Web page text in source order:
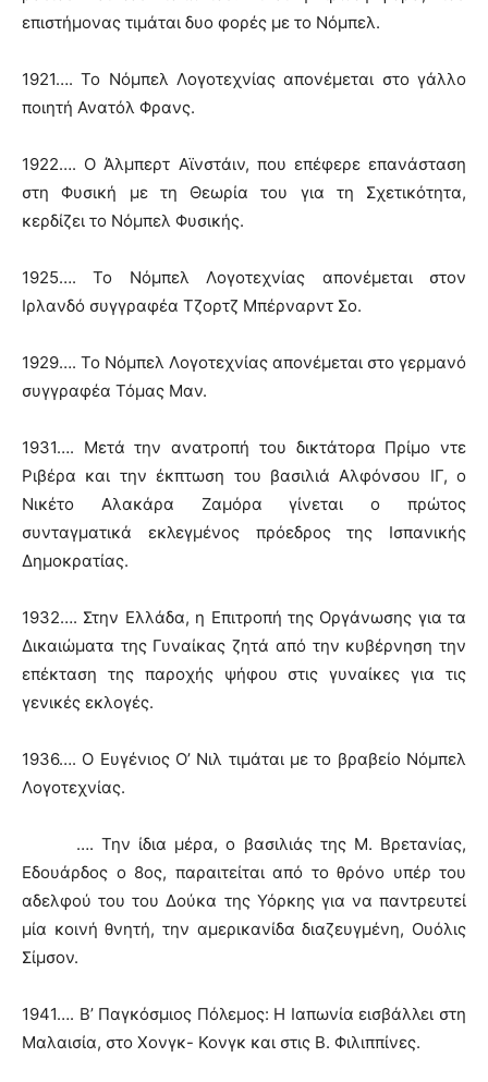
επιστήμονας τιμάται δυο φορές με το Νόμπελ.
1921…. Το Νόμπελ Λογοτεχνίας απονέμεται στο γάλλο
ποιητή Ανατόλ Φρανς.
1922…. Ο Άλμπερτ Αϊνστάιν, που επέφερε επανάσταση
στη Φυσική με τη Θεωρία του για τη Σχετικότητα,
κερδίζει το Νόμπελ Φυσικής.
1925…. Το Νόμπελ Λογοτεχνίας απονέμεται στον
Ιρλανδό συγγραφέα Τζορτζ Μπέρναρντ Σο.
1929…. Το Νόμπελ Λογοτεχνίας απονέμεται στο γερμανό
συγγραφέα Τόμας Μαν.
1931…. Μετά την ανατροπή του δικτάτορα Πρίμο ντε
Ριβέρα και την έκπτωση του βασιλιά Αλφόνσου ΙΓ, ο
Νικέτο Αλακάρα Ζαμόρα γίνεται ο πρώτος
συνταγματικά εκλεγμένος πρόεδρος της Ισπανικής
Δημοκρατίας.
1932…. Στην Ελλάδα, η Επιτροπή της Οργάνωσης για τα
Δικαιώματα της Γυναίκας ζητά από την κυβέρνηση την
επέκταση της παροχής ψήφου στις γυναίκες για τις
γενικές εκλογές.
1936…. Ο Ευγένιος Ο’ Νιλ τιμάται με το βραβείο Νόμπελ
Λογοτεχνίας.
…. Την ίδια μέρα, ο βασιλιάς της Μ. Βρετανίας,
Εδουάρδος ο 8ος, παραιτείται από το θρόνο υπέρ του
αδελφού του του Δούκα της Υόρκης για να παντρευτεί
μία κοινή θνητή, την αμερικανίδα διαζευγμένη, Ουόλις
Σίμσον.
1941…. Β’ Παγκόσμιος Πόλεμος: Η Ιαπωνία εισβάλλει στη
Μαλαισία, στο Χονγκ- Κονγκ και στις Β. Φιλιππίνες.